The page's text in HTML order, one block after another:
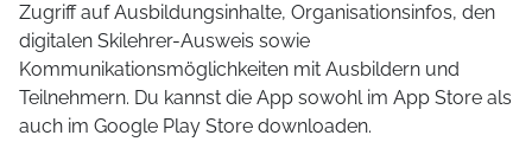
Zugriff auf Ausbildungsinhalte, Organisationsinfos, den
digitalen Skilehrer-Ausweis sowie
Kommunikationsmöglichkeiten mit Ausbildern und
Teilnehmern. Du kannst die App sowohl im App Store als
auch im Google Play Store downloaden.